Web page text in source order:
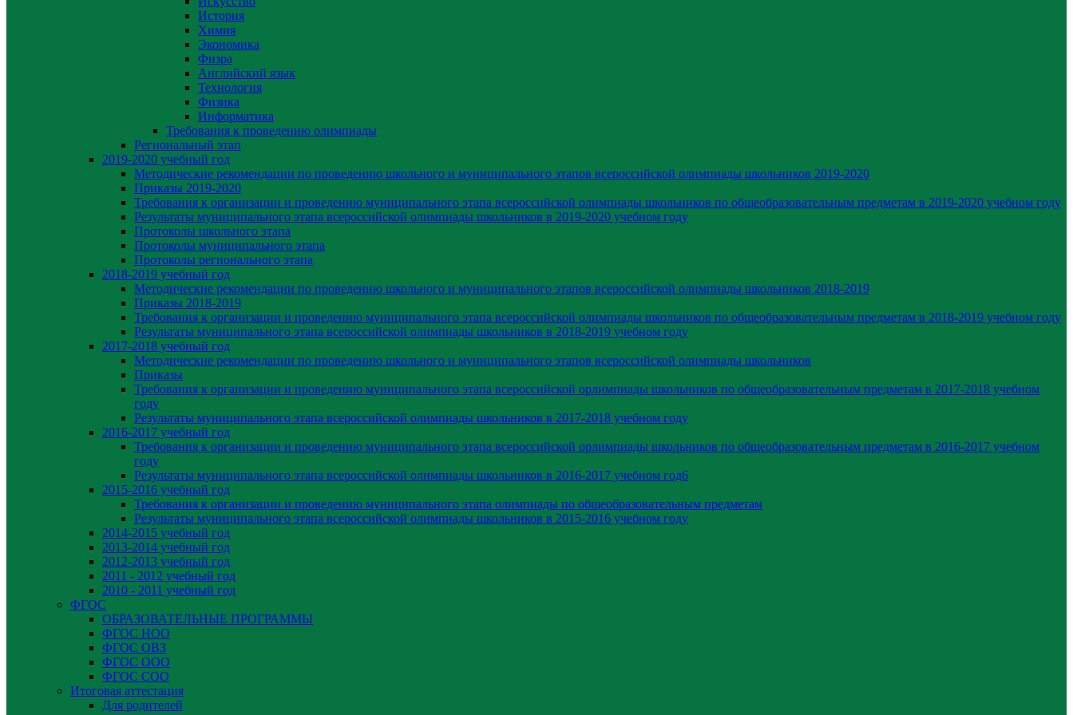
История
Химия
Экономика
Физра
Английский язык
Технология
Физика
Информатика
Требования к проведению олимпиады
Региональный этап
2019-2020 yчебный год
Методические рекомендации по проведению школьного и муниципального этапов всероссийской олимпиады школьников 2019-2020
Приказы 2019-2020
Требования к организации и проведению муниципального этапа всероссийской олимпиады школьников по общеобразовательным предметам в 2019-2020 учебном году
Результаты муниципального этапа всероссийской олимпиады школьников в 2019-2020 учебном году
Протоколы школьного этапа
Протоколы муниципального этапа
Протоколы регионального этапа
2018-2019 учебный год
Методические рекомендации по проведению школьного и муниципального этапов всероссийской олимпиады школьников 2018-2019
Приказы 2018-2019
Требования к организации и проведению муниципального этапа всероссийской олимпиады школьников по общеобразовательным предметам в 2018-2019 учебном году
Результаты муниципального этапа всероссийской олимпиады школьников в 2018-2019 учебном году
2017-2018 учебный год
Методические рекомендации по проведению школьного и муниципального этапов всероссийской олимпиады школьников
Приказы
Требования к организации и проведению муниципального этапа всероссийской орлимпиады школьников по общеобразовательным предметам в 2017-2018 учебном
году
Результаты муниципального этапа всероссийской олимпиады школьников в 2017-2018 учебном году
2016-2017 учебный год
Требования к организации и проведению муниципального этапа всероссийской орлимпиады школьников по общеобразовательным предметам в 2016-2017 учебном
году
Результаты муниципального этапа всероссийской олимпиады школьников в 2016-2017 учебном год6
2015-2016 учебный год
Требования к организации и проведению муниципального этапа олимпиады по общеобразовательным предметам
Результаты муниципального этапа всероссийской олимпиады школьников в 2015-2016 учебном году
2014-2015 учебный год
2013-2014 учебный год
2012-2013 учебный год
2011 - 2012 учебный год
2010 - 2011 учебный год
ФГОС
ОБРАЗОВАТЕЛЬНЫЕ ПРОГРАММЫ
ФГОС НОО
ФГОС ОВЗ
ФГОС ООО
ФГОС СОО
Итоговая аттестация
Для родителей